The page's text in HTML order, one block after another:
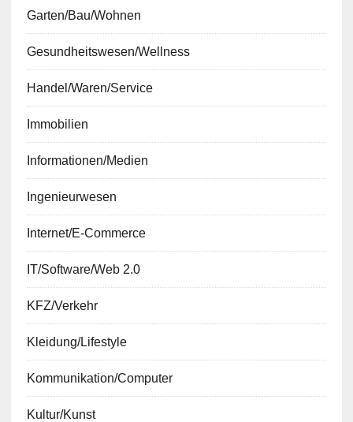
Garten/Bau/Wohnen
Gesundheitswesen/Wellness
Handel/Waren/Service
Immobilien
Informationen/Medien
Ingenieurwesen
Internet/E-Commerce
IT/Software/Web 2.0
KFZ/Verkehr
Kleidung/Lifestyle
Kommunikation/Computer
Kultur/Kunst